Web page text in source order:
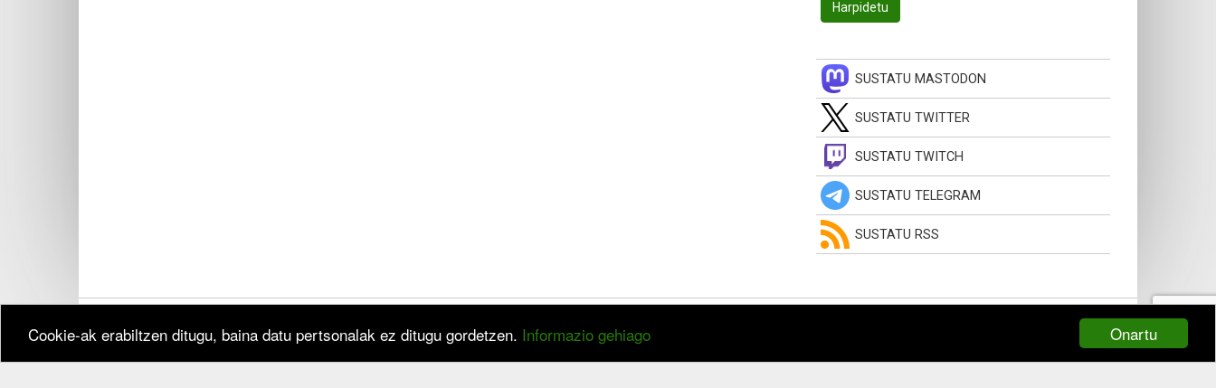
Onartu
Cookie-ak erabiltzen ditugu, baina datu pertsonalak ez ditugu gordetzen. Informazio gehiago
SUSTATU MASTODON
SUSTATU TWITTER
SUSTATU TWITCH
SUSTATU TELEGRAM
SUSTATU RSS